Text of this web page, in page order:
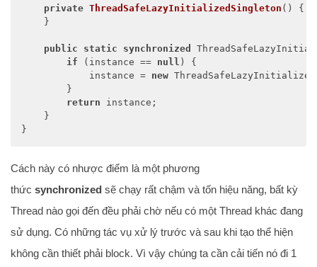
private ThreadSafeLazyInitializedSingleton ()
{
    }
public static synchronized
if (instance == null ) {
            instance =
new
        }
return instance;
    }
}
Cách này có nhược điểm là một phương
thức synchronized sẽ chạy rất chậm và tốn hiệu năng, bất kỳ
Thread nào gọi đến đều phải chờ nếu có một Thread khác đang
sử dụng. Có những tác vụ xử lý trước và sau khi tạo thể hiện
không cần thiết phải block. Vì vậy chúng ta cần cải tiến nó đi 1